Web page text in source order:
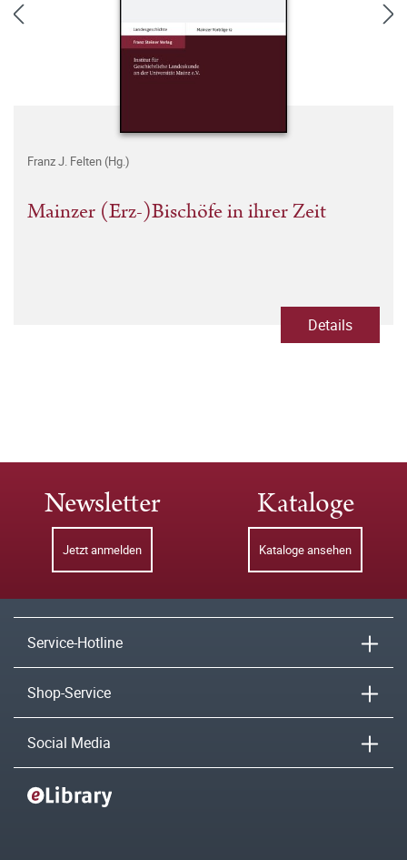
Franz J. Felten (Hg.)
Mainzer (Erz-)Bischöfe in ihrer Zeit
Details
Newsletter
Jetzt anmelden
Kataloge
Kataloge ansehen
Service-Hotline
Shop-Service
Social Media